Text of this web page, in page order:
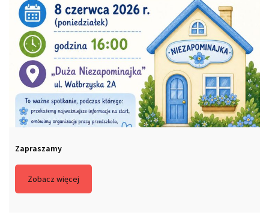
Zapraszamy
Zobacz więcej